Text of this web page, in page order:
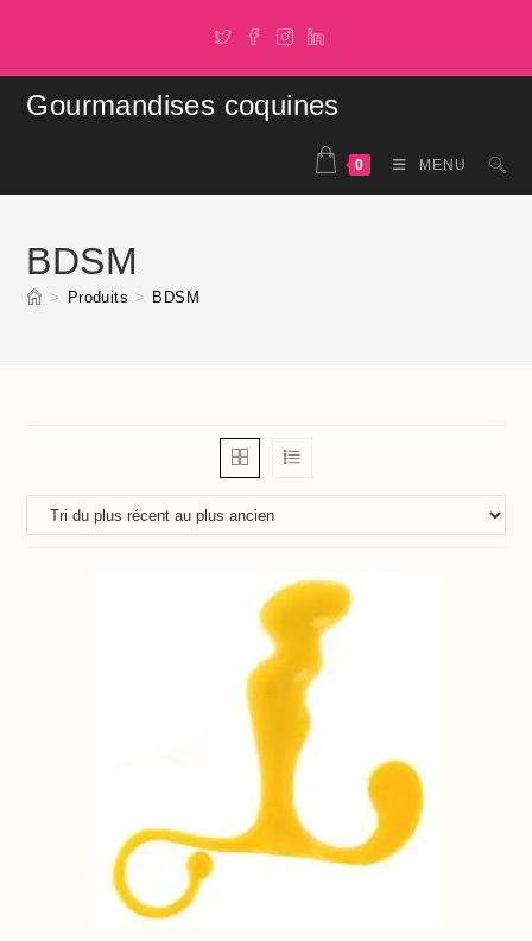
content
Gourmandises coquines
0 MENU
BDSM
> Produits > BDSM